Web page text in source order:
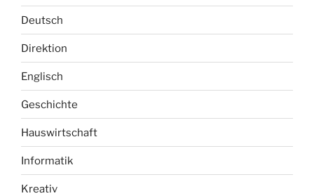
Deutsch
Direktion
Englisch
Geschichte
Hauswirtschaft
Informatik
Kreativ